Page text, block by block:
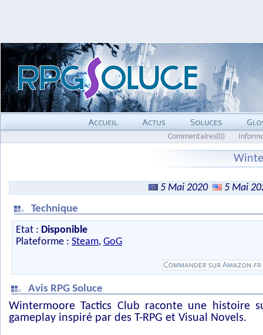
Commentaires(0)
5 Mai 2020
5 Mai
Technique
Etat : Disponible
Plateforme : Steam, GoG
Avis RPG Soluce
Wintermoore Tactics Club raconte une histoire
gameplay inspiré par des T-RPG et Visual Novels.